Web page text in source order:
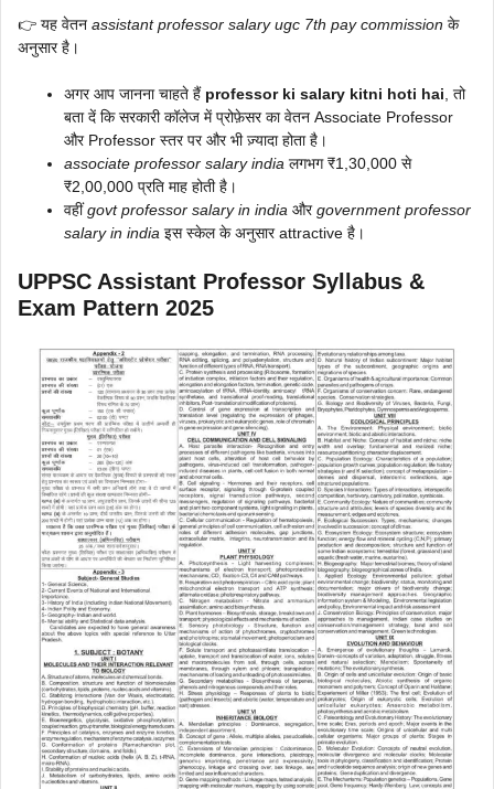
👉 यह वेतन assistant professor salary ugc 7th pay commission के
अनुसार है।
अगर आप जानना चाहते हैं professor ki salary kitni hoti hai , तो
बता दें कि सरकारी कॉलेज में प्रोफ़ेसर का वेतन Associate Professor
और Professor स्तर पर और भी ज़्यादा होता है।
associate professor salary india लगभग ₹1,30,000 से
₹2,00,000 प्रति माह होती है।
वहींgovt professor salary in india औरgovernment professor
salary in india इस स्केल के अनुसार attractive है।
UPPSC Assistant Professor Syllabus &
Exam Pattern 2025